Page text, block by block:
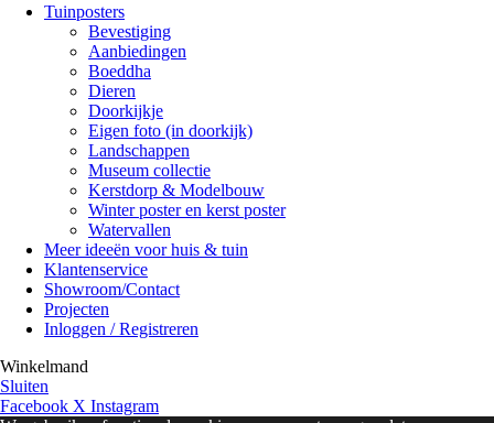
Tuinposters
Bevestiging
Aanbiedingen
Boeddha
Dieren
Doorkijkje
Eigen foto (in doorkijk)
Landschappen
Museum collectie
Kerstdorp & Modelbouw
Winter poster en kerst poster
Watervallen
Meer ideeën voor huis & tuin
Klantenservice
Showroom/Contact
Projecten
Inloggen / Registreren
Winkelmand
Sluiten
Facebook X Instagram